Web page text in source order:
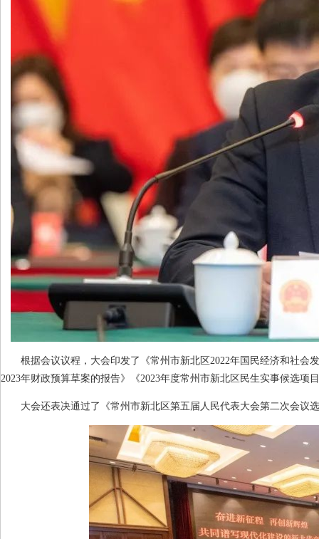
根据会议议程，大会印发了《常州市新北区2022年国民经济和社会
2023年财政预算草案的报告》《2023年度常州市新北区民生实事候选项
大会还表决通过了《常州市新北区第五届人民代表大会第二次会议